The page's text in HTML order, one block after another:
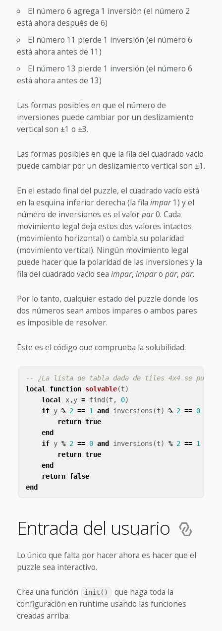
El número 6 agrega 1 inversión (el número 2
está ahora después de 6)
El número 11 pierde 1 inversión (el número 6
está ahora antes de 11)
El número 13 pierde 1 inversión (el número 6
está ahora antes de 13)
Las formas posibles en que el número de
inversiones puede cambiar por un deslizamiento
vertical son ±1 o ±3.
Las formas posibles en que la fila del cuadrado vacío
puede cambiar por un deslizamiento vertical son ±1.
En el estado final del puzzle, el cuadrado vacío está
en la esquina inferior derecha (la fila impar1) y el
número de inversiones es el valorpar0. Cada
movimiento legal deja estos dos valores intactos
(movimiento horizontal) o cambia su polaridad
(movimiento vertical). Ningún movimiento legal
puede hacer que la polaridad de las inversiones y la
fila del cuadrado vacío sea impar, imparo par, par.
Por lo tanto, cualquier estado del puzzle donde los
dos números sean ambos impares o ambos pares
es imposible de resolver.
Este es el código que comprueba la solubilidad:
-- ¿La lista de tabla dada de tiles 4x4 se puede
local
function solvable(t)
local
x,y = find (t , 0)
if y % 2 == 1 and inversions (t) % 2 == 0
return true
end
if y % 2 == 0 and inversions (t) % 2 == 1
return true
end
return false
end
Entrada del usuario
Lo único que falta por hacer ahora es hacer que el
puzzle sea interactivo.
Crea una función init()
que haga toda la
configuración en runtime usando las funciones
creadas arriba: